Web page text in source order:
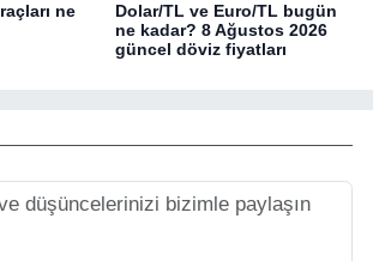
ne
Dolar/TL ve Euro/TL bugün
ne kadar? 8 Ağustos 2026
güncel döviz fiyatları